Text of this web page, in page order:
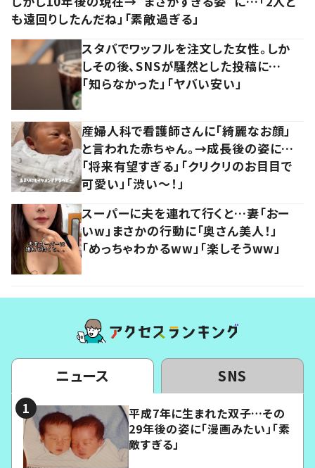
も遠回りしたんだね」「素敵過ぎる」
スタバでワッフルを注文した女性。しか
しその後、SNSが騒然とした投稿に…
「知らなかった」「ヤバい安い」
産婦人科で看護師さんに「綺麗なお顔」
と言われた赤ちゃん。→成長後の姿に…
「将来有望すぎる」「クリクリのお目目で
可愛い」「渋い～！」
スーパーに夫を連れて行くと…妻「おー
いw」まさかの行動に「奥さん美人！」
「めっちゃわかるww」「楽しそうww」
ニュース SNS
平成7年に生まれた双子…その
29年後の姿に「漫画みたい」「素
敵すぎる」